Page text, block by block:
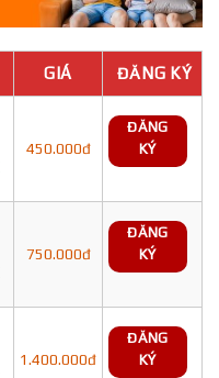
GIÁ ĐĂNG KÝ
450.000đ
ĐĂNG
KÝ
750.000đ
ĐĂNG
KÝ
1.400.000đ
ĐĂNG
KÝ